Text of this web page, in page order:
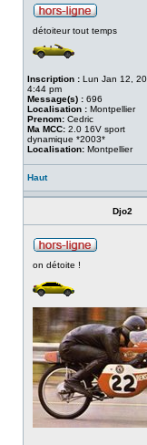
détoiteur tout temps
Inscription : Lun Jan 12,
4:44 pm
Message(s) : 696
Localisation : Montpellier
Prenom: Cedric
Ma MCC: 2.0 16V sport
dynamique *2003*
Localisation: Montpellier
Haut
Djo2
on détoite !